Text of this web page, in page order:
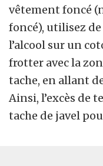
vêtement foncé
foncé), utilisez de
l’alcool sur un
frotter avec la
tache, en allant
Ainsi, l’excès de
tache de javel